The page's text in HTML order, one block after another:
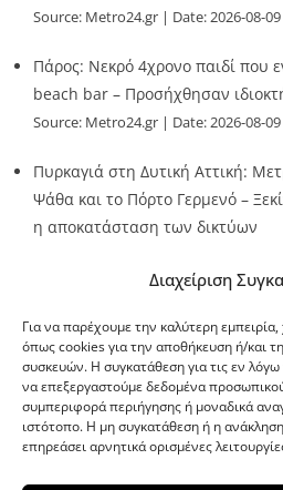
Διαχείριση
Για να παρέχουμε την καλύτερη
όπως cookies για την αποθήκευση ή/και
συσκευών. Η συγκατάθεση για τις εν λόγω
να επεξεργαστούμε δεδομένα
συμπεριφορά περιήγησης ή μοναδικά
ιστότοπο. Η μη συγκατάθεση ή η
επηρεάσει αρνητικά ορισμένες
Source: Metro24.gr Date: 2026-08-09
Πάρος: Νεκρό 4χρονο παιδί που
beach bar – Προσήχθησαν
Source: Metro24.gr Date: 2026-08-09
Πυρκαγιά στη Δυτική Αττική:
Ψάθα και το Πόρτο Γερμενό –
η αποκατάσταση των δικτύων
G-point.gr